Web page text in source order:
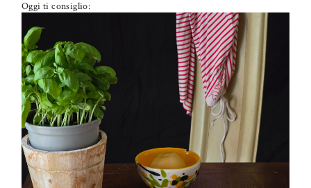
Oggi ti consiglio: